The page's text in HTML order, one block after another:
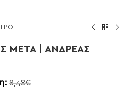
ΜΕΤΑ | ΑΝΔΡΕΑΣ
8,48€